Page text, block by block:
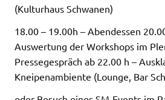
(Kulturhaus Schwanen)
18.00 – 19.00h – Abendessen
Auswertung der Workshops im
Pressegespräch ab 22.00 h –
Kneipenambiente (Lounge, Bar